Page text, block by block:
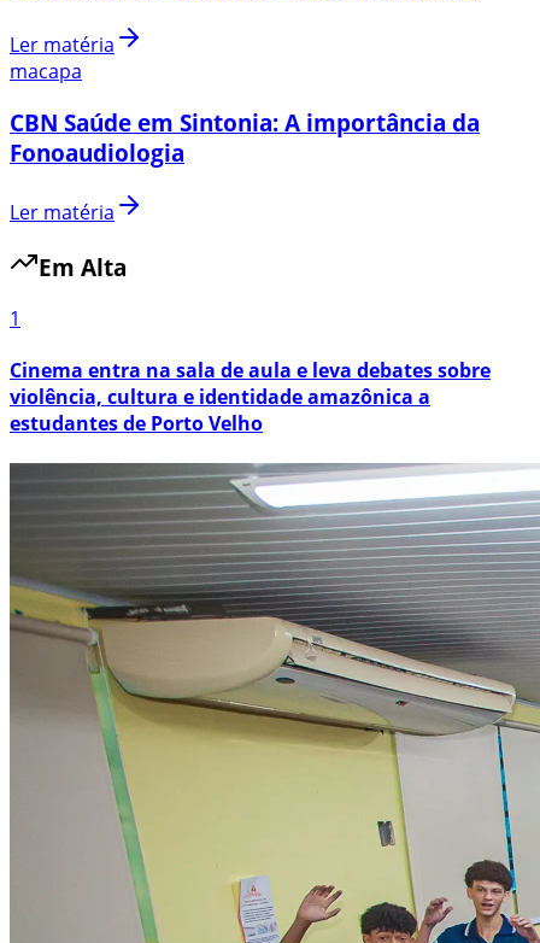
Ler matéria
macapa
CBN Saúde em Sintonia: A importância da
Fonoaudiologia
Ler matéria
Em Alta
1
Cinema entra na sala de aula e leva debates sobre
violência, cultura e identidade amazônica a
estudantes de Porto Velho